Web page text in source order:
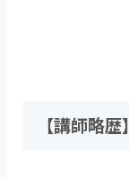
【講師略歴】